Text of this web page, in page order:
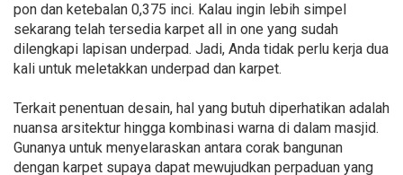
pon dan ketebalan 0,375 inci. Kalau ingin lebih simpel
sekarang telah tersedia karpet all in one yang sudah
dilengkapi lapisan underpad. Jadi, Anda tidak perlu kerja dua
kali untuk meletakkan underpad dan karpet.
Terkait penentuan desain, hal yang butuh diperhatikan adalah
nuansa arsitektur hingga kombinasi warna di dalam masjid.
Gunanya untuk menyelaraskan antara corak bangunan
dengan karpet supaya dapat mewujudkan perpaduan yang